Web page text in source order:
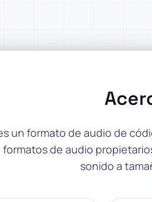
un formato de audio de
de audio
sonido a